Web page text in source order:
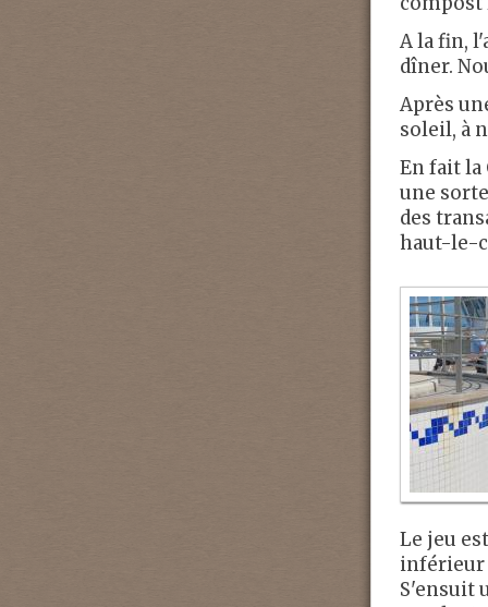
A la fin,
dîner.
Après
soleil, à
En fait la
une
des
haut-le-
Le jeu
inférieur
S'ensuit